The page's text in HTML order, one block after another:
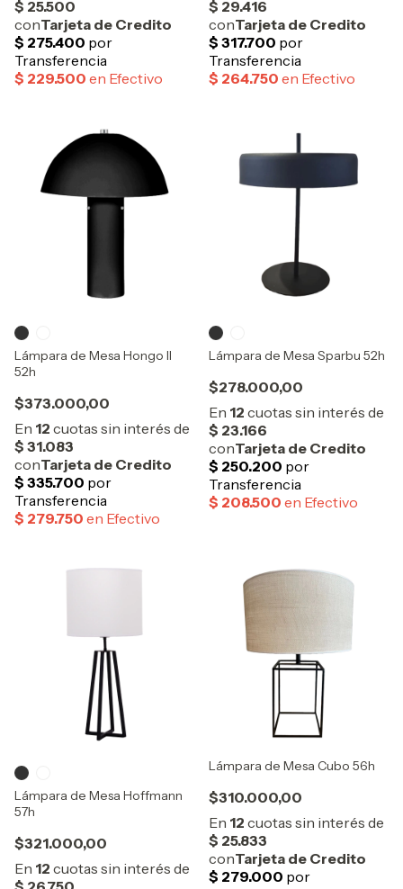
Lámpara de Mesa Hongo II
52h
$373.000,00
Lámpara de Mesa Sparbu 52h
$278.000,00
Lámpara de Mesa Hoffmann
57h
$321.000,00
Lámpara de Mesa Cubo 56h
$310.000,00